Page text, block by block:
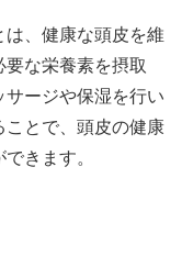
、健康な頭皮を維
な栄養素を摂取
サージや保湿を行い
ことで、頭皮の健康
きます。